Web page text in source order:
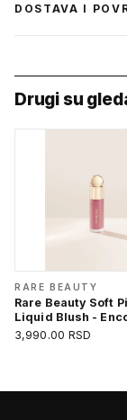
DOSTAVA I
Drugi su
RARE BEAUTY
Rare Beauty Soft
Liquid Blush -
3,990.00 RSD